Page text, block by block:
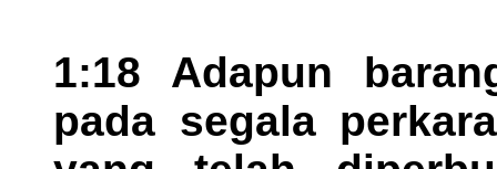
1:18 Adapun
pada segala